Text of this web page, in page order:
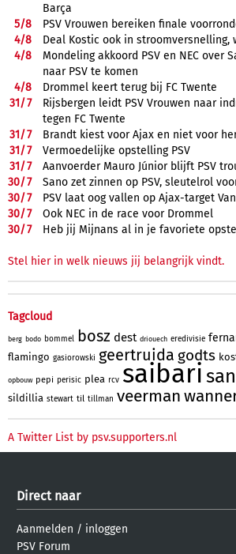
Barça
5/8
PSV Vrouwen bereiken finale
4/8
Deal Kostic ook in stroomversnelling,
4/8
Mondeling akkoord PSV en NEC over
naar PSV te komen
4/8
Drommel keert terug bij FC Twente
31/7
Rijsbergen leidt PSV Vrouwen naar
tegen FC Twente
31/7
Brandt kiest voor Ajax en niet voor
31/7
Vermoedelijke opstelling PSV
31/7
Aanvoerder Mauro Júnior blijft PSV
30/7
Sano zet zinnen op PSV, sleutelrol
30/7
PSV laat oog vallen op Ajax-target
30/7
Ook NEC in de race voor Drommel
30/7 Heb jij Mijnans al in je favoriete
Stel hier in welk nieuws jij belangrijk vindt.
Tagcloud
berg bodo bommel bosz dest driouech eredivisie
flamingo gasiorowski geertruida godts
opbouw pepi perisic plea rcv saibari
sildillia stewart til tillman veerman
A Twitter List by psv.supporters.nl
Direct naar
Aanmelden / inloggen
PSV Forum